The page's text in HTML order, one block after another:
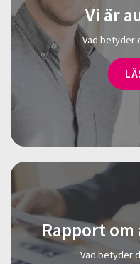
Vi är
Vad betyder
Rapport
Vad betyder